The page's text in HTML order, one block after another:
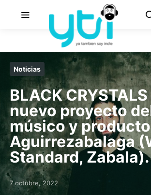
Noticias
BLACK
nuevo proyecto
músico y
Aguirrezabalaga
Standard, Zabala).
Posted on
7 octubre, 2022